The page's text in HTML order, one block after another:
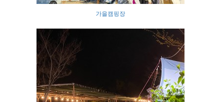
가을캠핑장